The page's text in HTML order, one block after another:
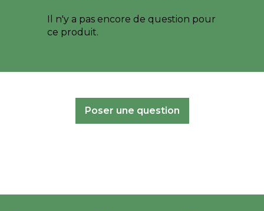
Il n'y a pas encore de question pour
ce produit.
Poser une question